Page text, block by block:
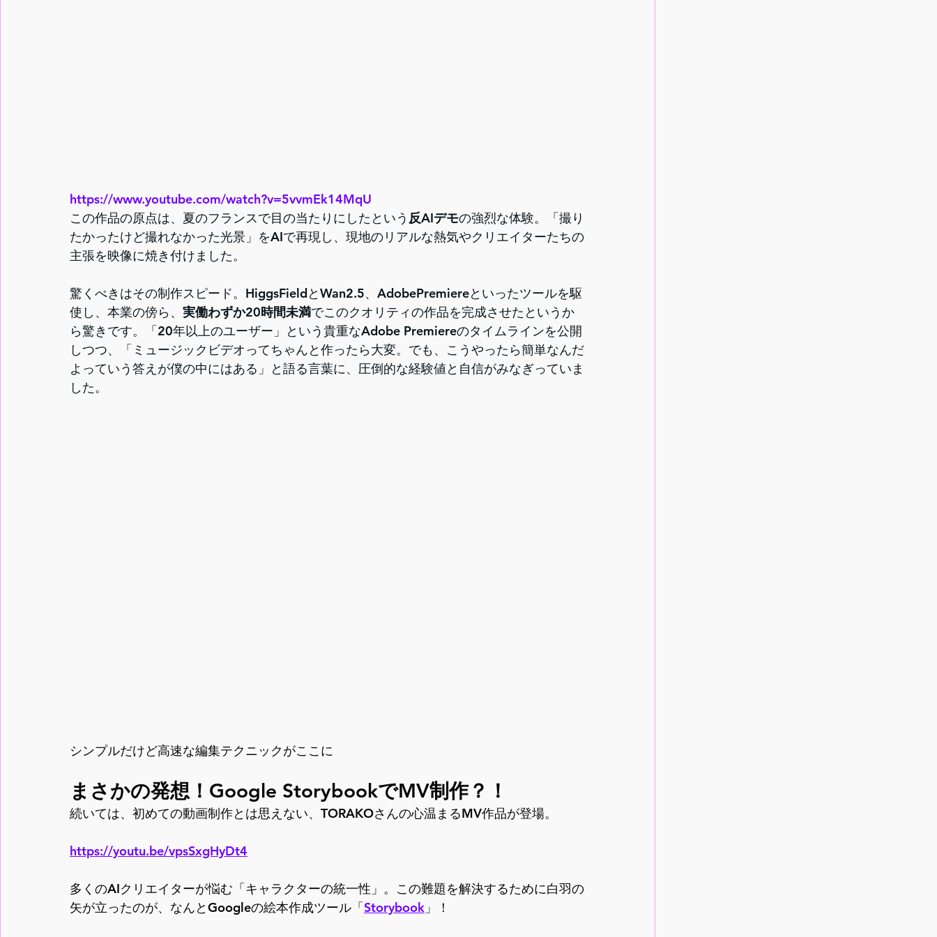
https://www.youtube.com/watch?v=5vvmEk14MqU
この作品の原点は、夏のフランスで目の当たりにしたという 反AIデモの強烈な体験。「撮り
たかったけど撮れなかった光景」をAIで再現し、現地のリアルな熱気やクリエイターたちの
主張を映像に焼き付けました。
驚くべきはその制作スピード。HiggsFieldとWan2.5、AdobePremiereといったツールを駆
使し、本業の傍ら、 実働わずか20時間未満でこのクオリティの作品を完成させたというか
ら驚きです。「20年以上のユーザー」という貴重なAdobe Premiereのタイムラインを公開
しつつ、「ミュージックビデオってちゃんと作ったら大変。でも、こうやったら簡単なんだ
よっていう答えが僕の中にはある」と語る言葉に、圧倒的な経験値と自信がみなぎっていま
した。
シンプルだけど高速な編集テクニックがここに
まさかの発想！Google StorybookでMV制作？！
続いては、初めての動画制作とは思えない、TORAKOさんの心温まるMV作品が登場。
https://youtu.be/vpsSxgHyDt4
多くのAIクリエイターが悩む「キャラクターの統一性」。この難題を解決するために白羽の
矢が立ったのが、なんとGoogleの絵本作成ツール 「Storybook 」！